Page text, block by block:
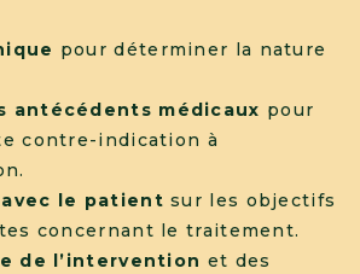
pour déterminer la nature
antécédents médicaux pour
contre-indication à
le patient sur les objectifs
concernant le traitement.
de l’intervention et des